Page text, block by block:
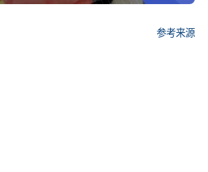
参考来源